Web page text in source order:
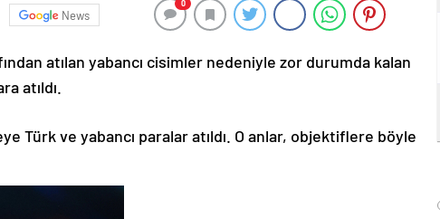
News
0
atılan yabancı cisimler nedeniyle zor durumda kalan
atıldı.
Türk ve yabancı paralar atıldı. O anlar, objektiflere böyle